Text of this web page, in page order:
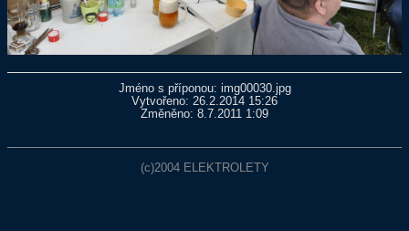
Jméno s příponou: img00030.jpg
Vytvořeno: 26.2.2014 15:26
Změněno: 8.7.2011 1:09
(c)2004 ELEKTROLETY